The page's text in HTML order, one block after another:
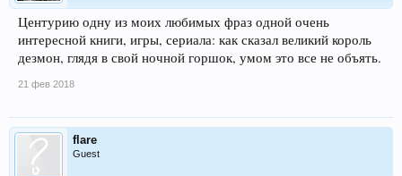
Центурию одну из моих любимых фраз одной очень
интересной книги, игры, сериала: как сказал великий король
дезмон, глядя в свой ночной горшок, умом это все не объять.
21 фев 2018
flare
Guest